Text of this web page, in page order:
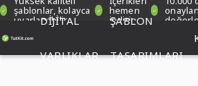
şablonlar, kolayca
uyarlanabilir
hemen
indirin
DIJITAL
VARLIKLAR
ŞABLON
TASARIMLARI